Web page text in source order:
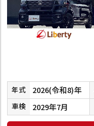
年式 2026(令和8)年
車検 2029年7月